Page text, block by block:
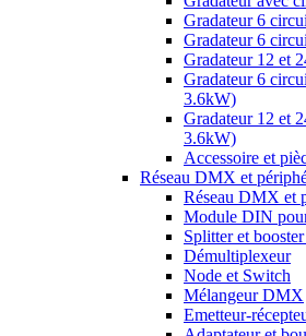
Gradateur 6
Gradateur 6
Gradateur 12 et
Gradateur 6
3.6kW)
Gradateur 12 et
3.6kW)
Accessoire et
Réseau DMX et
Réseau DMX et
Module DIN
Splitter et
Démultiplexeur
Node et Switch
Mélangeur DMX
Emetteur-